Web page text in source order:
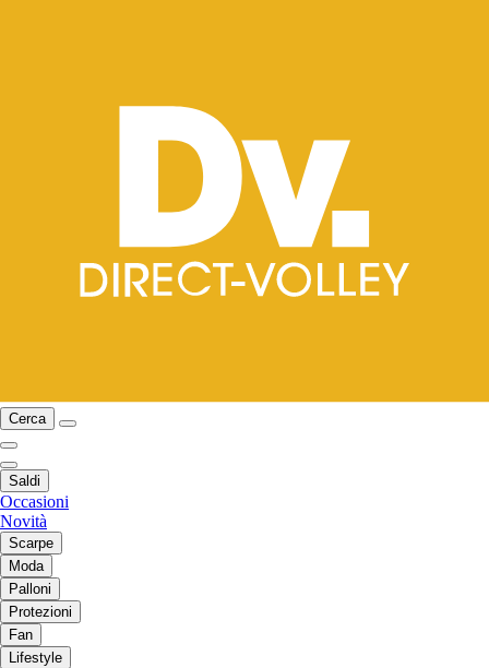
Cerca
Saldi
Occasioni
Novità
Scarpe
Moda
Palloni
Protezioni
Fan
Lifestyle